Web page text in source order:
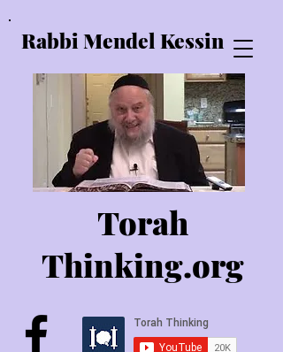
Rabbi Mendel Kessin
Torah
Thinking.org